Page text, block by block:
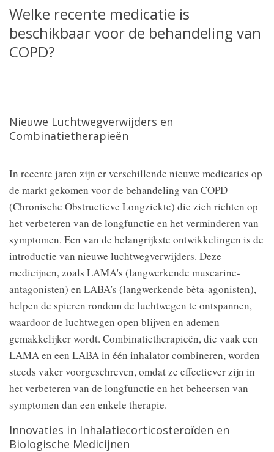
Welke recente medicatie is
beschikbaar voor de behandeling van
COPD?
Nieuwe Luchtwegverwijders en
Combinatietherapieën
In recente jaren zijn er verschillende nieuwe medicaties op
de markt gekomen voor de behandeling van COPD
(Chronische Obstructieve Longziekte) die zich richten op
het verbeteren van de longfunctie en het verminderen van
symptomen. Een van de belangrijkste ontwikkelingen is de
introductie van nieuwe luchtwegverwijders. Deze
medicijnen, zoals LAMA's (langwerkende muscarine-
antagonisten) en LABA's (langwerkende bèta-agonisten),
helpen de spieren rondom de luchtwegen te ontspannen,
waardoor de luchtwegen open blijven en ademen
gemakkelijker wordt. Combinatietherapieën, die vaak een
LAMA en een LABA in één inhalator combineren, worden
steeds vaker voorgeschreven, omdat ze effectiever zijn in
het verbeteren van de longfunctie en het beheersen van
symptomen dan een enkele therapie.
Innovaties in Inhalatiecorticosteroïden en
Biologische Medicijnen